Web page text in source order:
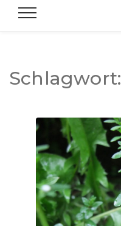
Schlagwort: